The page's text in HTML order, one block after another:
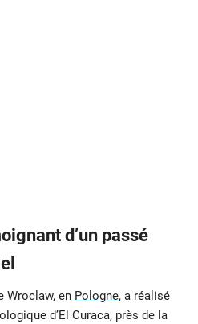
d’un passé
Wroclaw, en Pologne, a réalisé
d’El Curaca, près de la